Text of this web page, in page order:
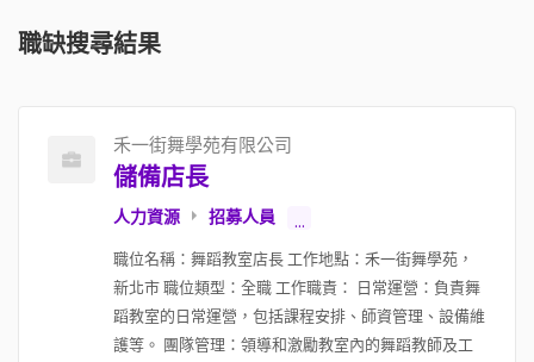
職缺搜尋結果
禾一街舞學苑有限公司
儲備店長
人力資源 招募人員 ...
職位名稱：舞蹈教室店長 工作地點：禾一街舞學苑，
新北市 職位類型：全職 工作職責： 日常運營：負責舞
蹈教室的日常運營，包括課程安排、師資管理、設備維
護等。 團隊管理：領導和激勵教室內的舞蹈教師及工